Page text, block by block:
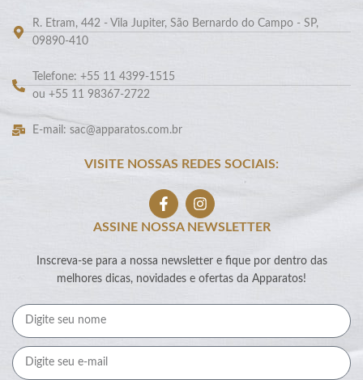
R. Etram, 442 - Vila Jupiter, São Bernardo do Campo - SP,
09890-410
Telefone: +55 11 4399-1515
ou +55 11 98367-2722
E-mail: sac@apparatos.com.br
VISITE NOSSAS REDES SOCIAIS:
ASSINE NOSSA NEWSLETTER
Inscreva-se para a nossa newsletter e fique por dentro das
melhores dicas, novidades e ofertas da Apparatos!